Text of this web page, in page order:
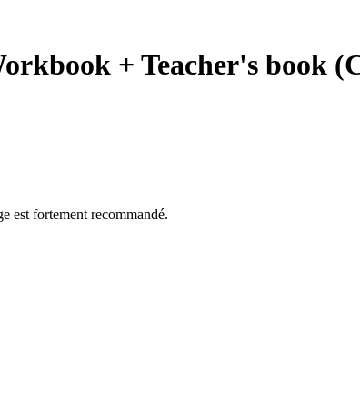
+ Teacher's book
est fortement recommandé.